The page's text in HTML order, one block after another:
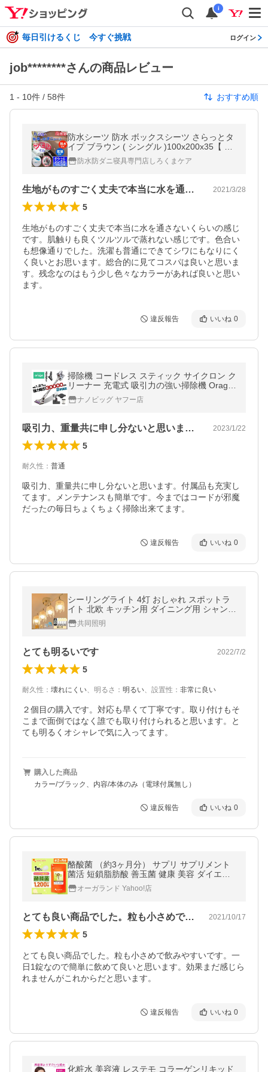
i
毎日引けるくじ 今すぐ挑戦 ログイン
job********さんの商品レビュー
1 - 10件 / 58件 おすすめ順
防水シーツ 防水 ボックスシーツ さらっとタ
イプ ブラウン ( シングル )100x200x35【 防
水×防ダニＷ効果】蒸れない 透湿性素材使用
防水防ダニ寝具専門店しろくまケア
生地がものすごく丈夫で本当に水を通さな… 2021/3/28
5
生地がものすごく丈夫で本当に水を通さないくらいの感じ
です。肌触りも良くツルツルで蒸れない感じです。色合い
も想像通りでした。洗濯も普通にできてシワにもなりにく
く良いとお思います。総合的に見てコスパは良いと思いま
す。残念なのはもう少し色々なカラーがあれば良いと思い
ます。
違反報告 いいね 0
掃除機 コードレス スティック サイクロン ク
リーナー 充電式 吸引力の強い掃除機 Orage
S60ナノビッグ ヤフー店
吸引力、重量共に申し分ないと思います。… 2023/1/22
5
耐久性 ： 普通
吸引力、重量共に申し分ないと思います。付属品も充実し
てます。メンテナンスも簡単です。今まではコードが邪魔
だったの毎日ちょくちょく掃除出来てます。
違反報告 いいね 0
シーリングライト 4灯 おしゃれ スポットラ
イト 北欧 キッチン用 ダイニング用 シャンデ
リア 照明 LED対応 6畳 8畳 10畳 ガラスセー
ド 照明器具【電球リモコン】
共同照明
とても明るいです 2022/7/2
5
耐久性 ： 壊れにくい、 明るさ ： 明るい、 設置性 ： 非常に良い
２個目の購入です。対応も早くて丁寧です。取り付けもそ
こまで面倒ではなく誰でも取り付けられると思います。と
ても明るくオシャレで気に入ってます。
購入した商品
カラー/ブラック、内容/本体のみ（電球付属無し）
違反報告 いいね 0
酪酸菌 （約3ヶ月分） サプリ サプリメント
菌活 短鎖脂肪酸 善玉菌 健康 美容 ダイエッ
ト 小粒 ポイント利用
オーガランド Yahoo!店
とても良い商品でした。粒も小さめで飲み… 2021/10/17
5
とても良い商品でした。粒も小さめで飲みやすいです。一
日1錠なので簡単に飲めて良いと思います。効果まだ感じら
れませんがこれからだと思います。
違反報告 いいね 0
化粧水 美容液 レステモ コラーゲンリキッド